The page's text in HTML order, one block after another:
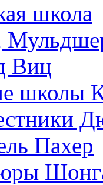
школа
Виц
школы
Пахер